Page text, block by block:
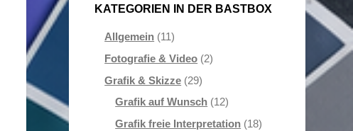
KATEGORIEN IN DER BASTBOX
Allgemein (11)
Fotografie & Video (2)
Grafik & Skizze (29)
Grafik auf Wunsch (12)
Grafik freie Interpretation (18)